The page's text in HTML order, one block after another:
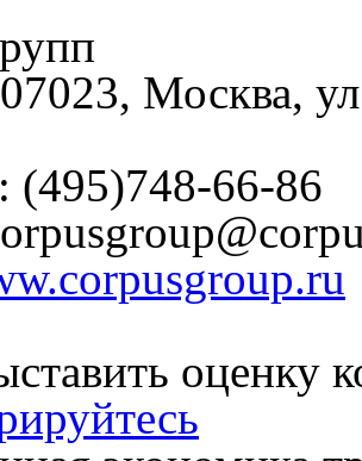
Москва,
(495)748-66-86
оценку